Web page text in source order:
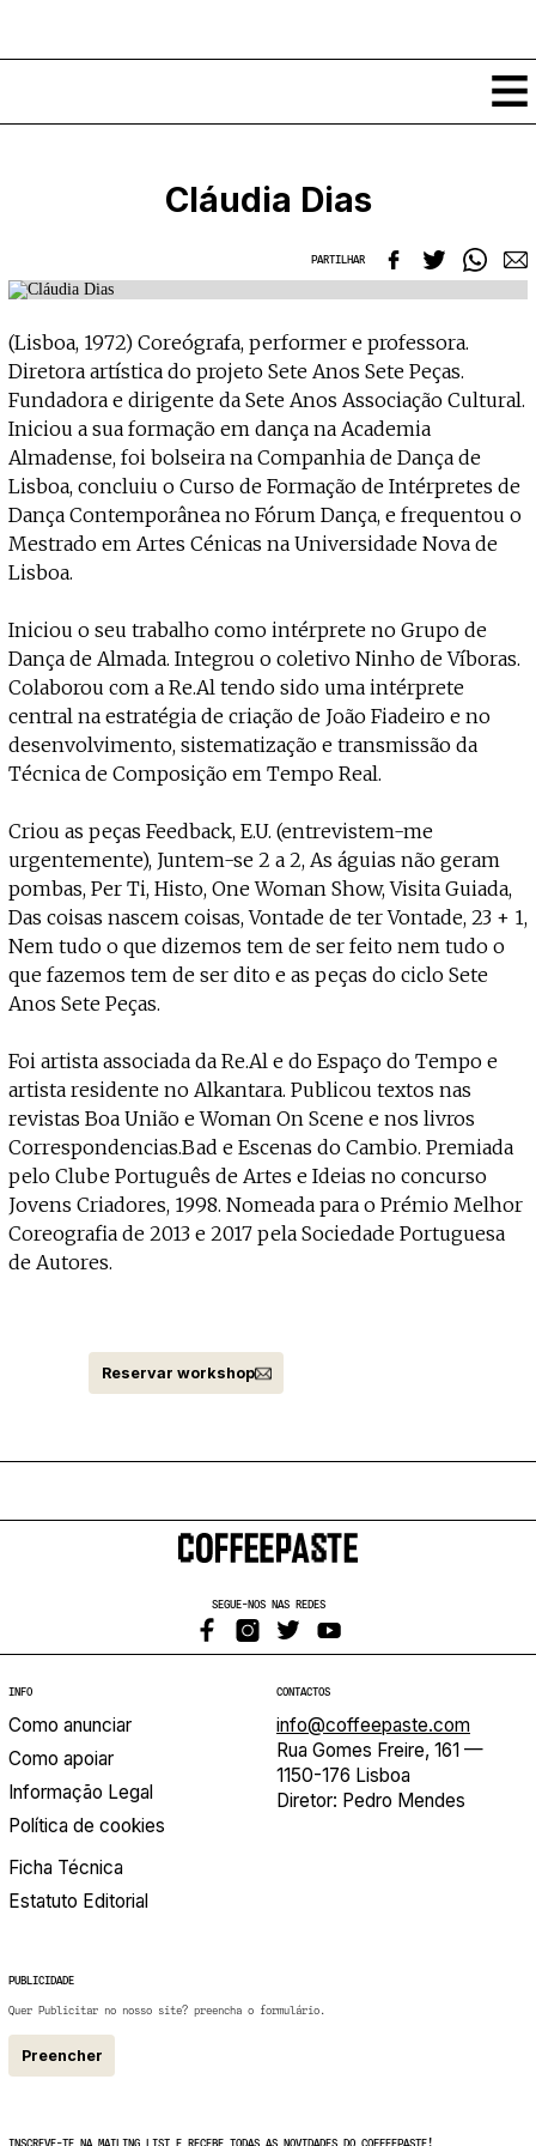
Ver todos
Agenda
Espetáculos
Exposições
Eventos
Por Localidade
Locais
Mapa
Submeter Eventos
Crítica
COFFEELABS
Workshops
Cursos Curtos
Formadores
Recursos
Links úteis
Publicações
Sobre
Projecto e Equipa
Estatuto Editorial
Política de privacidade
Contactar
Política de privacidade - App
Coffeelabs Cursos curtos
Apoiar
Cláudia Dias
PARTILHAR
(Lisboa, 1972) Coreógrafa, performer e professora.
Diretora artística do projeto Sete Anos Sete Peças.
Fundadora e dirigente da Sete Anos Associação Cultural.
Iniciou a sua formação em dança na Academia
Almadense, foi bolseira na Companhia de Dança de
Lisboa, concluiu o Curso de Formação de Intérpretes de
Dança Contemporânea no Fórum Dança, e frequentou o
Mestrado em Artes Cénicas na Universidade Nova de
Lisboa.
Iniciou o seu trabalho como intérprete no Grupo de
Dança de Almada. Integrou o coletivo Ninho de Víboras.
Colaborou com a Re.Al tendo sido uma intérprete
central na estratégia de criação de João Fiadeiro e no
desenvolvimento, sistematização e transmissão da
Técnica de Composição em Tempo Real.
Criou as peças Feedback, E.U. (entrevistem-me
urgentemente), Juntem-se 2 a 2, As águias não geram
pombas, Per Ti, Histo, One Woman Show, Visita Guiada,
Das coisas nascem coisas, Vontade de ter Vontade, 23 + 1,
Nem tudo o que dizemos tem de ser feito nem tudo o
que fazemos tem de ser dito e as peças do ciclo Sete
Anos Sete Peças.
Foi artista associada da Re.Al e do Espaço do Tempo e
artista residente no Alkantara. Publicou textos nas
revistas Boa União e Woman On Scene e nos livros
Correspondencias.Bad e Escenas do Cambio. Premiada
pelo Clube Português de Artes e Ideias no concurso
Jovens Criadores, 1998. Nomeada para o Prémio Melhor
Coreografia de 2013 e 2017 pela Sociedade Portuguesa
de Autores.
Reservar workshop
SEGUE-NOS NAS REDES
INFO
Como anunciar
Como apoiar
Informação Legal
Política de cookies
Ficha Técnica
Estatuto Editorial
CONTACTOS
info@coffeepaste.com
Rua Gomes Freire, 161 —
1150-176 Lisboa
Diretor: Pedro Mendes
PUBLICIDADE
Quer Publicitar no nosso site? preencha o formulário.
Preencher
INSCREVE-TE NA MAILING LIST E RECEBE TODAS AS NOVIDADES DO COFFEEPASTE!